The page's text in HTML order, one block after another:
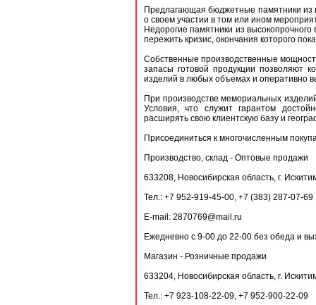
Предлагающая бюджетные памятники из
о своем участии в том или ином
Недорогие памятники из
пережить кризис, окончания которого
Собственные производственные
запасы готовой продукции позволяют
изделий в любых объемах и оперативно
При производстве мемориальных
Условия, что служит гарантом
расширять свою клиентскую базу и
Присоединиться к многочисленным
Производство, склад - Оптовые продажи
633208, Новосибирская область, г.
Тел.: +7 952-919-45-00, +7 (383) 287-07-69
E-mail: 2870769@mail.ru
Ежедневно с 9-00 до 22-00 без обеда и
Магазин - Розничные продажи
633204, Новосибирская область, г.
Тел.: +7 923-108-22-09, +7 952-900-22-09